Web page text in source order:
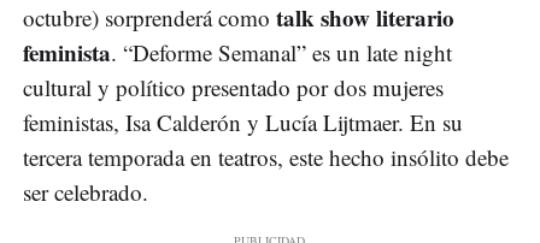
octubre) sorprenderá como talk show literario
feminista. “Deforme Semanal” es un late night
cultural y político presentado por dos mujeres
feministas, Isa Calderón y Lucía Lijtmaer. En su
tercera temporada en teatros, este hecho insólito debe
ser celebrado.